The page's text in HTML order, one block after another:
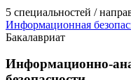
5 специальностей /
Информационная
Бакалавриат
Информационно-